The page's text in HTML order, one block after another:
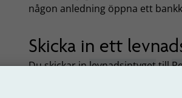
någon anledning öppna ett
Skicka in ett
Du skickar inlevnadsintygettill